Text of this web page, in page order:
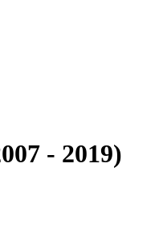
- 2019)